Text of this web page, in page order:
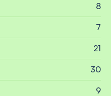
8
7
21
30
9